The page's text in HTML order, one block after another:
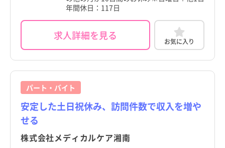
年間休日：117日
求人詳細を見る お気に入り
パート・バイト
安定した土日祝休み、訪問件数で収入を増や
せる
株式会社メディカルケア湘南